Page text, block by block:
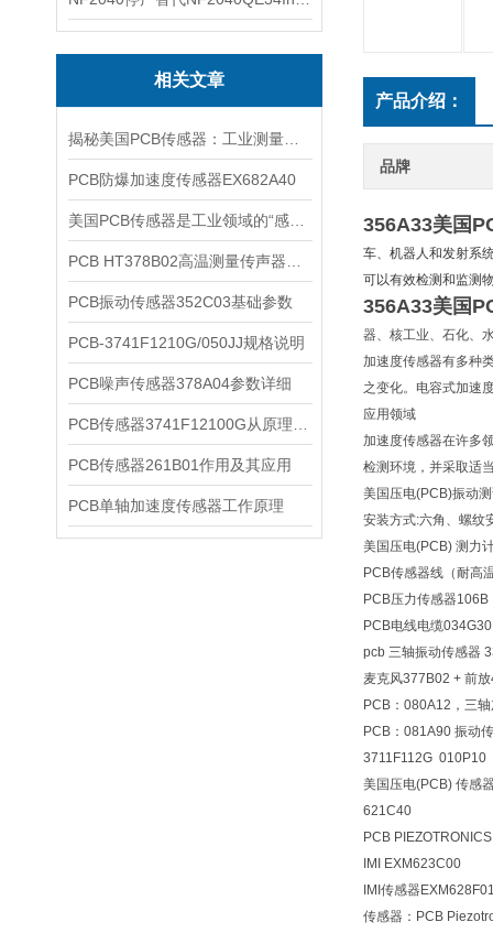
相关文章
PCB防爆加速度传感器EX682A40
PCB振动传感器352C03基础参数
PCB-3741F1210G/050JJ规格说明
PCB噪声传感器378A04参数详细
PCB传感器261B01作用及其应用
PCB单轴加速度传感器工作原理
产品介绍：
品牌
356A33美国
车、机器人和发射系
可以有效检测和监测
356A33美国
器、核工业、石化、
加速度传感器有多种
之变化。电容式加速
应用领域
加速度传感器在许多
检测环境，并采取适
美国压电(PCB)振动
安装方式:六角、螺纹
美国压电(PCB) 测力
PCB传感器线（耐高
PCB压力传感器106B
PCB电线电缆034G30
pcb 三轴振动传感器
麦克风377B02 + 前
PCB：080A12，三
PCB：081A90 振动
3711F112G 010P10
美国压电(PCB) 传感
621C40
PCB
IMI EXM623C00
IMI传感器
传感器：PCB